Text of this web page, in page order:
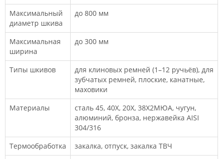
Максимальный
диаметр шкива
до 800 мм
Максимальная
ширина
до 300 мм
Типы шкивов
для клиновых ремней (1–12 ручьёв), для
зубчатых ремней, плоские, канатные,
маховики
Материалы
сталь 45, 40Х, 20Х, 38Х2МЮА, чугун,
алюминий, бронза, нержавейка AISI
304/316
Термообработка
закалка, отпуск, закалка ТВЧ